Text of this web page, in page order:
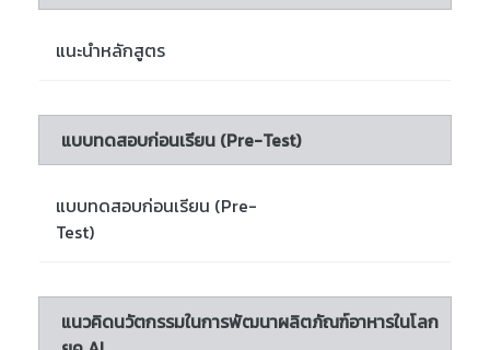
แนะนำหลักสูตร
แบบทดสอบก่อนเรียน (Pre-Test)
แบบทดสอบก่อนเรียน (Pre-
Test)
แนวคิดนวัตกรรมในการพัฒนาผลิตภัณฑ์อาหารในโลก